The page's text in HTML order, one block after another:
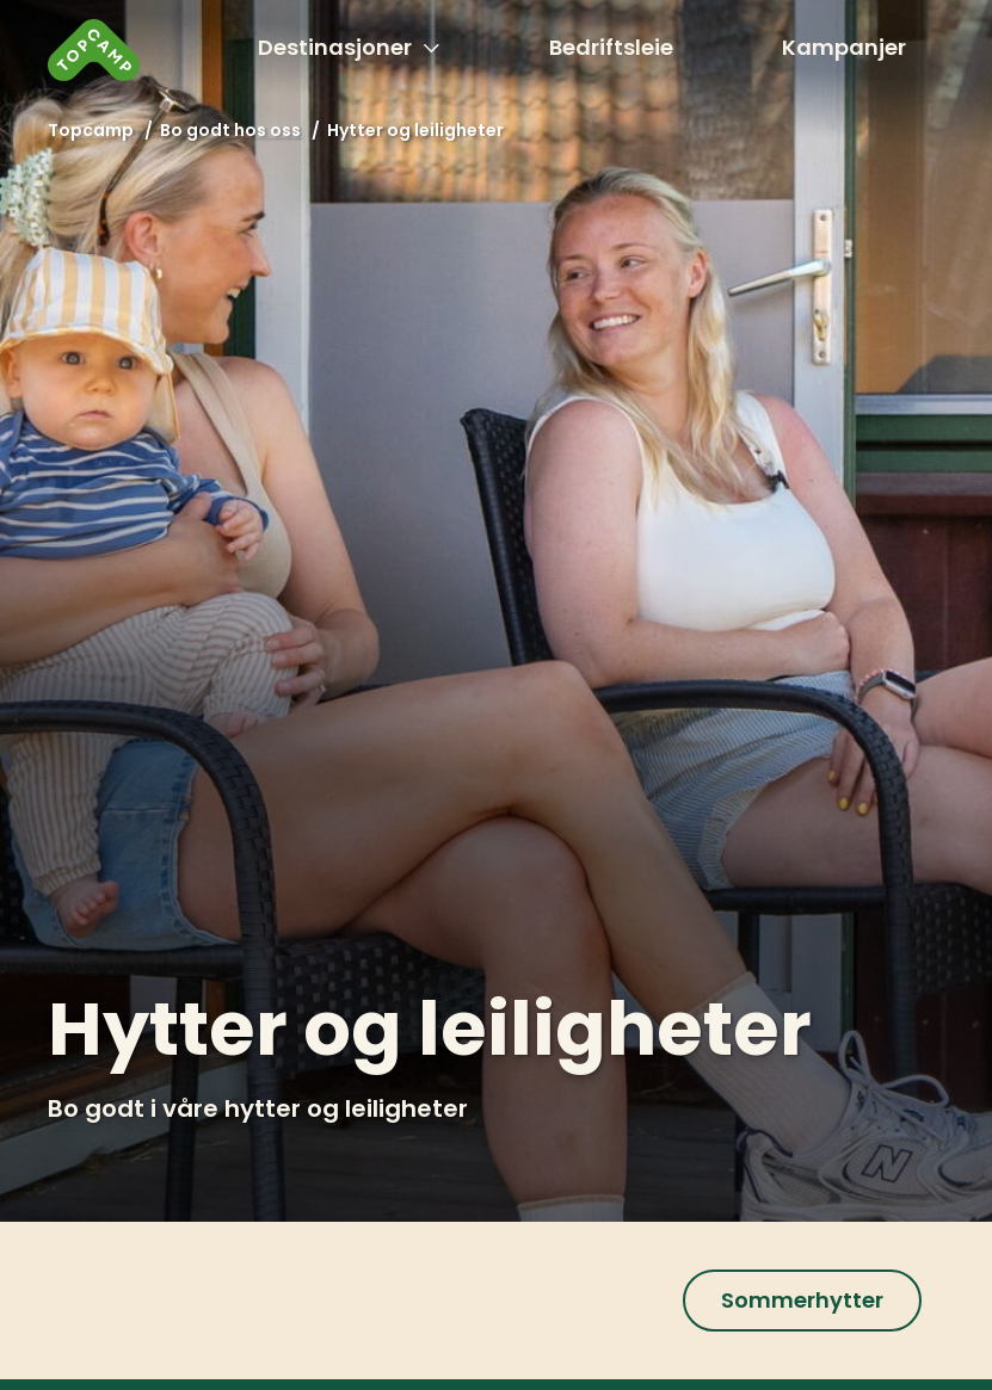
Destinasjoner Bedriftsleie Kampanjer
Topcamp/Bo godt hos oss / Hytter og leiligheter
Hytter og leiligheter
Bo godt i våre hytter og leiligheter
Sommerhytter